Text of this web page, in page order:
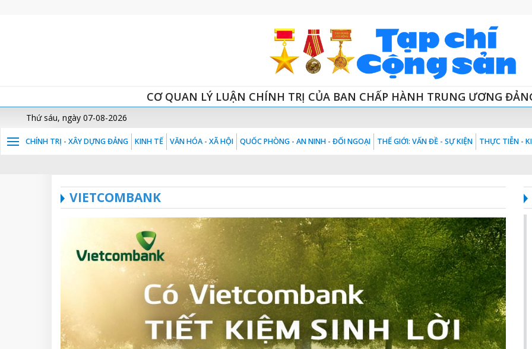
CƠ QUAN LÝ LUẬN CHÍNH TRỊ CỦA BAN CHẤP HÀNH TRUNG ƯƠNG
Thứ sáu, ngày 07-08-2026
CHÍNH TRỊ - XÂY DỰNG ĐẢNG KINH TẾ VĂN HÓA - XÃ HỘI QUỐC PHÒNG - AN NINH - ĐỐI NGOẠI THẾ GIỚI: VẤN ĐỀ - SỰ KIỆN THỰC TIỄN -
VIETCOMBANK